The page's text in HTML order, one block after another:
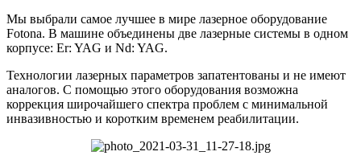
Мы выбрали самое лучшее в мире лазерное оборудование
Fotona. В машине объединены две лазерные системы в одном
корпусе: Er: YAG и Nd: YAG.
Технологии лазерных параметров запатентованы и не имеют
аналогов. С помощью этого оборудования возможна
коррекция широчайшего спектра проблем с минимальной
инвазивностью и коротким временем реабилитации.